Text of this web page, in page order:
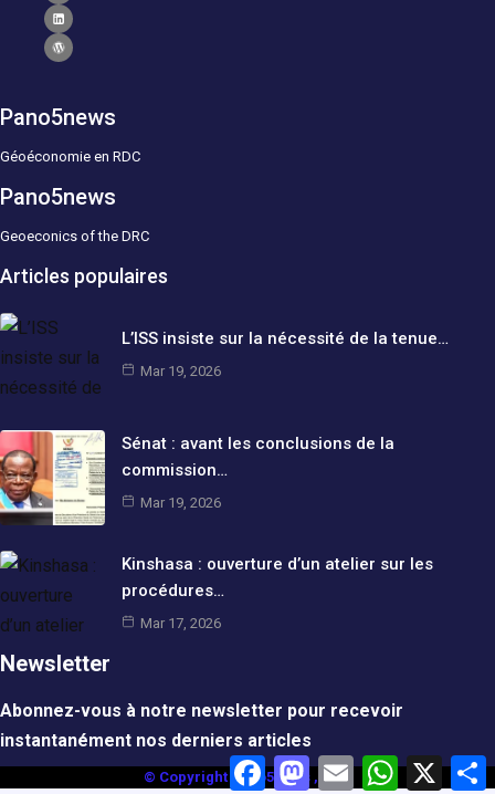
Pano5news
Géoéconomie en RDC
Pano5news
Geoeconics of the DRC
Articles populaires
L’ISS insiste sur la nécessité de la tenue…
Mar 19, 2026
Sénat : avant les conclusions de la
commission…
Mar 19, 2026
Kinshasa : ouverture d’un atelier sur les
procédures…
Mar 17, 2026
Newsletter
Abonnez-vous à notre newsletter pour recevoir
instantanément nos derniers articles
© Copyright pano5news , 2025
F
a
M
a
E
m
W
X